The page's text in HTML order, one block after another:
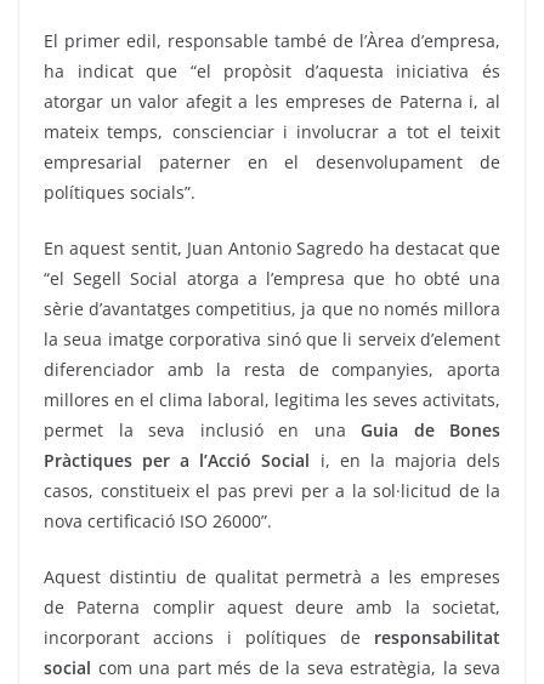
El primer edil, responsable també de l’Àrea d’empresa,
ha indicat que “el propòsit d’aquesta iniciativa és
atorgar un valor afegit a les empreses de Paterna i, al
mateix temps, conscienciar i involucrar a tot el teixit
empresarial paterner en el desenvolupament de
polítiques socials”.
En aquest sentit, Juan Antonio Sagredo ha destacat que
“el Segell Social atorga a l’empresa que ho obté una
sèrie d’avantatges competitius, ja que no només millora
la seua imatge corporativa sinó que li serveix d’element
diferenciador amb la resta de companyies, aporta
millores en el clima laboral, legitima les seves activitats,
permet la seva inclusió en una Guia de Bones
Pràctiques per a l’Acció Social i, en la majoria dels
casos, constitueix el pas previ per a la sol·licitud de la
nova certificació ISO 26000”.
Aquest distintiu de qualitat permetrà a les empreses
de Paterna complir aquest deure amb la societat,
incorporant accions i polítiques de responsabilitat
social com una part més de la seva estratègia, la seva